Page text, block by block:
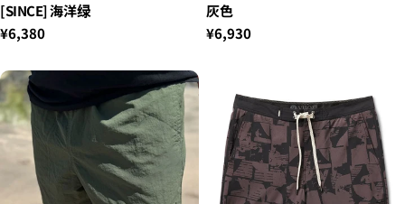
[SINCE] 海洋绿
正
价
格
¥6,380
灰色
正
¥6,930